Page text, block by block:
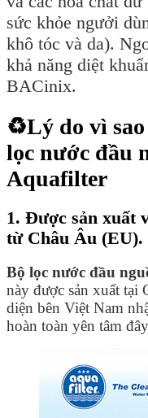
sức khỏe ngưởi
khô tóc và da).
khả năng diệt
BACinix.
♻️Lý do vì sao
lọc nước đầu
Aquafilter
1. Được sản xuất
từ Châu Âu (EU).
Bộ lọc nước đầu
này được sản xuất tại
diện bên Việt Nam
hoàn toàn yên tâm